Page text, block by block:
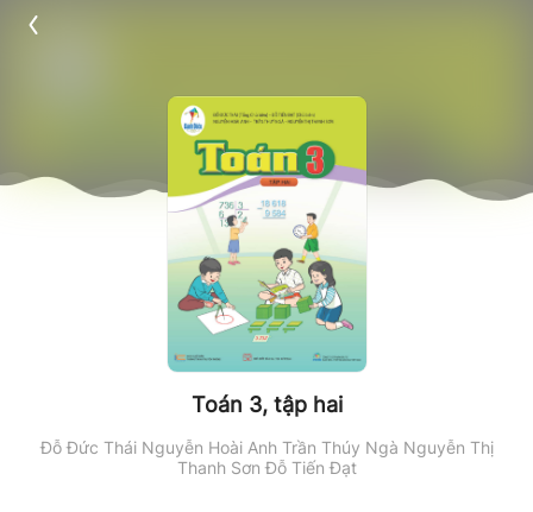
Toán 3, tập hai
Đỗ Đức Thái Nguyễn Hoài Anh Trần Thúy Ngà Nguyễn Thị
Thanh Sơn Đỗ Tiến Đạt